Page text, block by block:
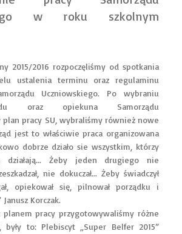
w roku szkolnym
2016 rozpoczęliśmy od spotkania
ustalenia terminu oraz regulaminu
Uczniowskiego. Po wybraniu
oraz opiekuna Samorządu
pracy SU, wybraliśmy również nowe
jest to właściwie praca organizowana
dobrze działo sie wszystkim, którzy
działają... Żeby jeden drugiego nie
nie dokuczał... Żeby świadczył
opiekował się, pilnował porządku i
Korczak.
pracy przygotowywaliśmy różne
były to: Plebiscyt „Super Belfer 2015”